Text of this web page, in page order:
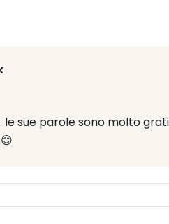
le sue parole sono molto